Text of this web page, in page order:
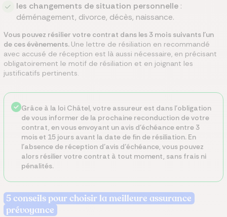
les changements de situation personnelle:
déménagement, divorce, décès, naissance.
Vous pouvez résilier votre contrat dans les 3 mois suivants l’un
de ces évènements. Une lettre de résiliation en recommandé
avec accusé de réception est là aussi nécessaire, en précisant
obligatoirement le motif de résiliation et en joignant les
justificatifs pertinents.
Grâce à la loi Châtel, votre assureur est dans l’obligation
de vous informer de la prochaine reconduction de votre
contrat, en vous envoyant un avis d’échéance entre 3
mois et 15 jours avant la date de fin de résiliation. En
l’absence de réception d’avis d’échéance, vous pouvez
alors résilier votre contrat à tout moment, sans frais ni
pénalités.
5 conseils pour choisir la meilleure assurance
prévoyance